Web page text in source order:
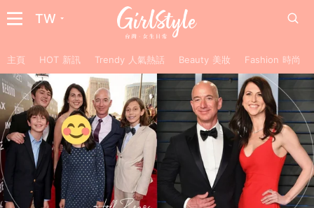
TW
主頁 HOT 新訊 Trendy 人氣熱話 Beauty 美妝 Fashion 時尚